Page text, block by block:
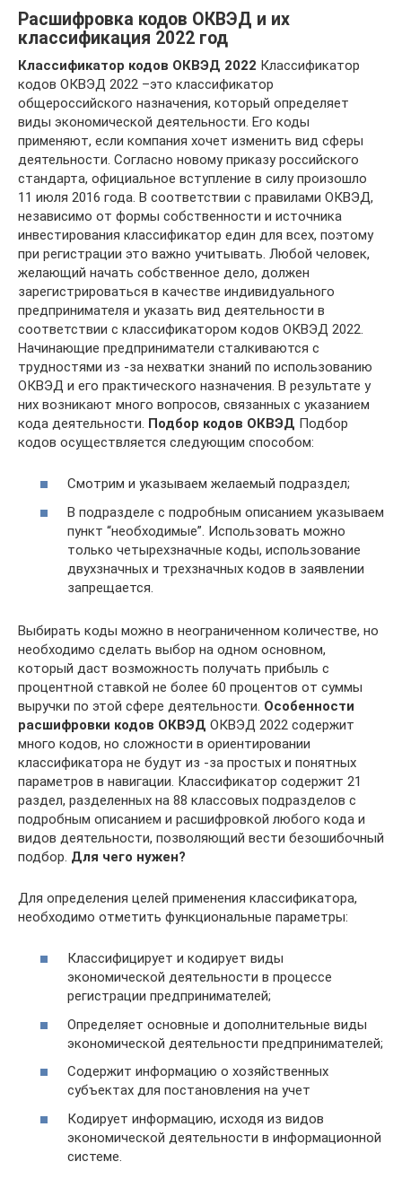
Расшифровка кодов ОКВЭД и их
классификация 2022 год
Классификатор кодов ОКВЭД 2022 Классификатор
кодов ОКВЭД 2022 –это классификатор
общероссийского назначения, который определяет
виды экономической деятельности. Его коды
применяют, если компания хочет изменить вид сферы
деятельности. Согласно новому приказу российского
стандарта, официальное вступление в силу произошло
11 июля 2016 года. В соответствии с правилами ОКВЭД,
независимо от формы собственности и источника
инвестирования классификатор един для всех, поэтому
при регистрации это важно учитывать. Любой человек,
желающий начать собственное дело, должен
зарегистрироваться в качестве индивидуального
предпринимателя и указать вид деятельности в
соответствии с классификатором кодов ОКВЭД 2022.
Начинающие предприниматели сталкиваются с
трудностями из -за нехватки знаний по использованию
ОКВЭД и его практического назначения. В результате у
них возникают много вопросов, связанных с указанием
кода деятельности. Подбор кодов ОКВЭД Подбор
кодов осуществляется следующим способом:
Смотрим и указываем желаемый подраздел;
В подразделе с подробным описанием указываем
пункт “необходимые”. Использовать можно
только четырехзначные коды, использование
двухзначных и трехзначных кодов в заявлении
запрещается.
Выбирать коды можно в неограниченном количестве, но
необходимо сделать выбор на одном основном,
который даст возможность получать прибыль с
процентной ставкой не более 60 процентов от суммы
выручки по этой сфере деятельности. Особенности
расшифровки кодов ОКВЭД ОКВЭД 2022 содержит
много кодов, но сложности в ориентировании
классификатора не будут из -за простых и понятных
параметров в навигации. Классификатор содержит 21
раздел, разделенных на 88 классовых подразделов с
подробным описанием и расшифровкой любого кода и
видов деятельности, позволяющий вести безошибочный
подбор. Для чего нужен?
Для определения целей применения классификатора,
необходимо отметить функциональные параметры:
Классифицирует и кодирует виды
экономической деятельности в процессе
регистрации предпринимателей;
Определяет основные и дополнительные виды
экономической деятельности предпринимателей;
Содержит информацию о хозяйственных
субъектах для постановления на учет
Кодирует информацию, исходя из видов
экономической деятельности в информационной
системе.